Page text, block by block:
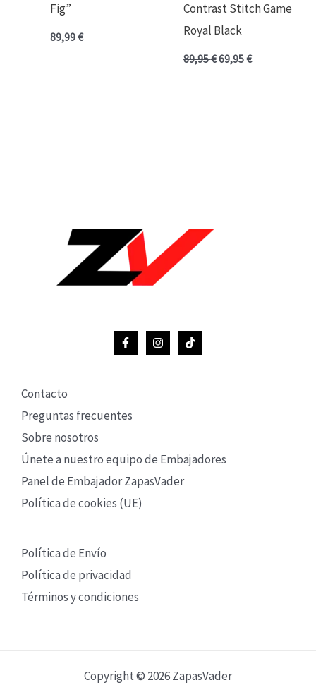
Fig”
89,99€
Contrast Stitch Game
Royal Black
89,95€69,95€
Contacto
Preguntas frecuentes
Sobre nosotros
Únete a nuestro equipo de Embajadores
Panel de Embajador ZapasVader
Política de cookies (UE)
Política de Envío
Política de privacidad
Términos y condiciones
Copyright © 2026 ZapasVader